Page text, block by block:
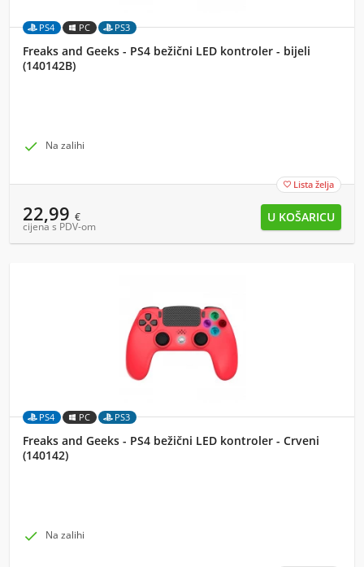
PS4 PC PS3
Freaks and Geeks - PS4 bežični LED kontroler - bijeli
(140142B)
 Na zalihi
 Lista želja
22,99 €
cijena s PDV-om
PS4 PC PS3
Freaks and Geeks - PS4 bežični LED kontroler - Crveni
(140142)
 Na zalihi